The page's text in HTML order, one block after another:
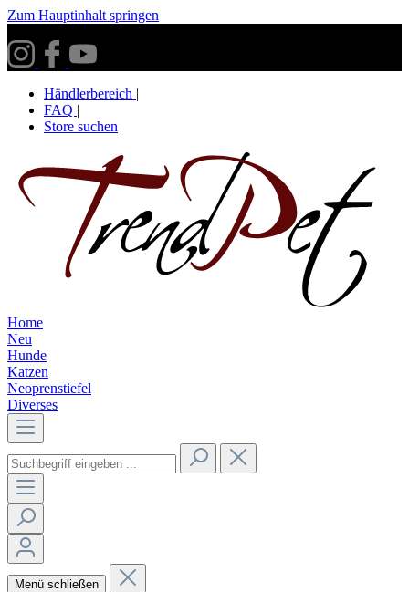
Zum Hauptinhalt springen
Händlerbereich |
FAQ |
Store suchen
Home
Neu
Hunde
Katzen
Neoprenstiefel
Diverses
Menü schließen